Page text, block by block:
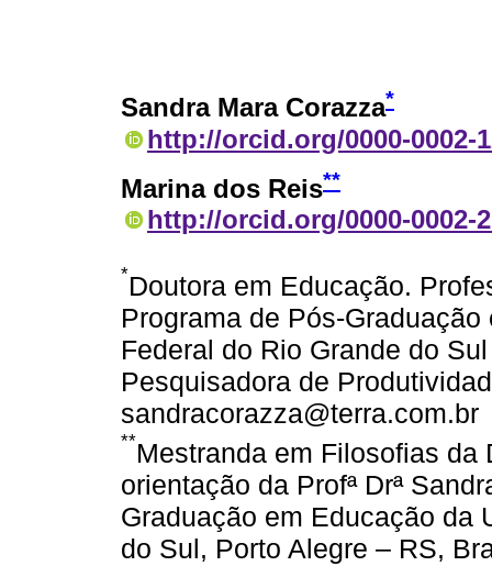
Sandra Mara Corazza*
http://orcid.org/0000-0002-
Marina dos Reis**
http://orcid.org/0000-0002-
*Doutora em Educação.
Programa de Pós-
Federal do Rio Grande do
Pesquisadora de
sandracorazza@terra.com.br
**Mestranda em Filosofias
orientação da Profª Drª
Graduação em Educação da
do Sul, Porto Alegre – RS,